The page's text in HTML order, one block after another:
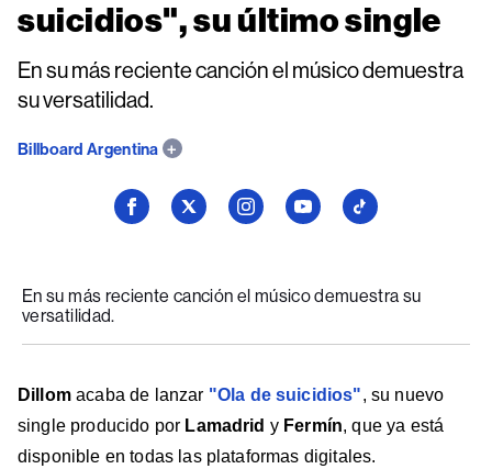
suicidios", su último single
En su más reciente canción el músico demuestra
su versatilidad.
Billboard Argentina
Seguí
Facebook
Seguí
X
Seguí
Instagram
Seguí
YouTube
Seguí
TikTok
En su más reciente canción el músico demuestra su
versatilidad.
Dillomacaba de lanzar "Ola de suicidios", su nuevo
single producido por Lamadrid y Fermín, que ya está
disponible en todas las plataformas digitales.